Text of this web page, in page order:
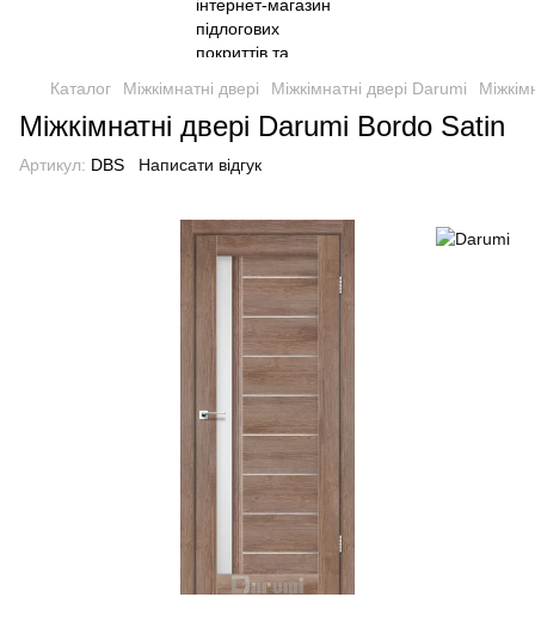
Каталог Міжкімнатні двері Міжкімнатні двері Darumi
Міжкімнатні двері Darumi Bordo Satin
Артикул: DBS Написати відгук